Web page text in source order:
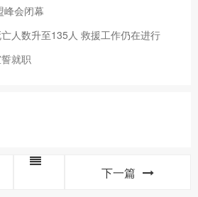
峰会闭幕
人数升至135人 救援工作仍在进行
就职
下一篇